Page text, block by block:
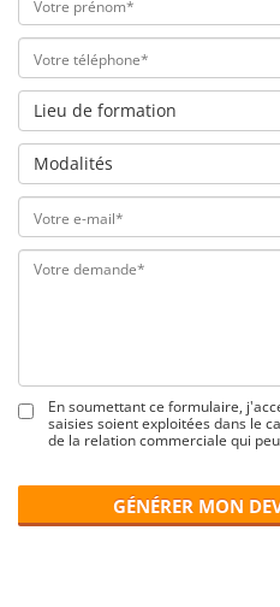
Lieu de formation
Modalités
En soumettant ce formulaire,
saisies soient exploitées dans le
de la relation commerciale qui
GÉNÉRER MON